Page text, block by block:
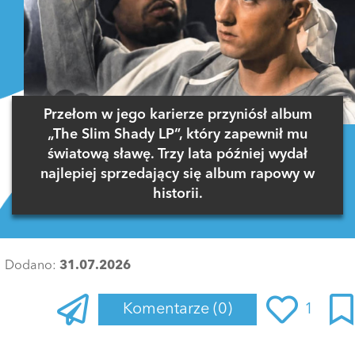
Przełom w jego karierze przyniósł album
„The Slim Shady LP”, który zapewnił mu
światową sławę. Trzy lata później wydał
najlepiej sprzedający się album rapowy w
historii.
Dodano: 31.07.2026
Komentarze (0) 1